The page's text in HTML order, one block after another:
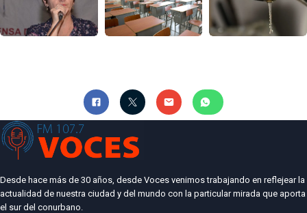
Desde hace más de 30 años, desde Voces venimos trabajando en reflejear la
actualidad de nuestra ciudad y del mundo con la particular mirada que aporta
el sur del conurbano.